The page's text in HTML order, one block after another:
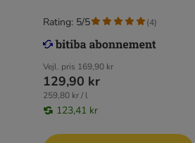
Vejl. pris 169,90 kr
129,90 kr
259,80 kr / l
123,41 kr
Rating: 5/5 (4)